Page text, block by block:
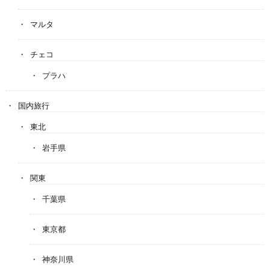
マルタ
チェコ
プラハ
国内旅行
東北
岩手県
関東
千葉県
東京都
神奈川県